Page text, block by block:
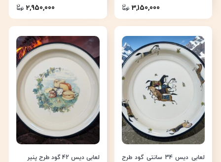
3,150,000
2,950,000
لعابی دیس 34 سانتی گود طرح
لعابی دیس 42 گود طرح پنیر